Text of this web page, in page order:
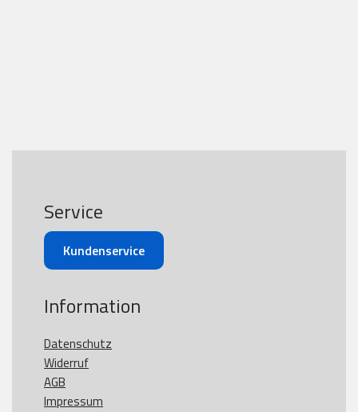
Service
Kundenservice
Information
Datenschutz
Widerruf
AGB
Impressum